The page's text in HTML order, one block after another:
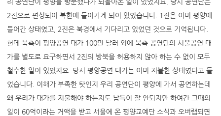
2진으로 편성되어 북한에 들어가게 되어 있었습니다. 1진은 이미 평양에
들어간 상태였고, 2진은 북경에서 기다리고 있었던 것으로 기억됩니다.
헌데 북측이 평양공연 대가 100만 달러 외에 북측 공연단의 서울공연 대
가를 별도로 요구하면서 2진의 방북을 허용하지 않아 하는 수 없이 모두
철수한 일이 있었지요. 당시 평양공연 대가는 이미 지불한 상태였다고 들
었습니다. 이해가 부족한 탓인지 우리 공연단이 평양에 가서 공연하는데
왜 우리가 대가를 지불해야 하는지도 납득이 잘 안되지만 하여간 그때의
일이 60억이라는 거액을 받고 서울에 온 평양교예단 소식과 오버랩되면